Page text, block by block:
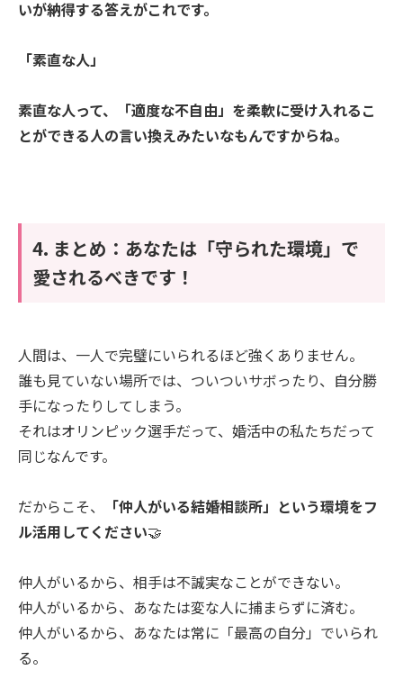
いが納得する答えがこれです。
「素直な人」
素直な人って、「適度な不自由」を柔軟に受け入れるこ
とができる人の言い換えみたいなもんですからね。
4. まとめ：あなたは「守られた環境」で
愛されるべきです！
人間は、一人で完璧にいられるほど強くありません。
誰も見ていない場所では、ついついサボったり、自分勝
手になったりしてしまう。
それはオリンピック選手だって、婚活中の私たちだって
同じなんです。
だからこそ、
「仲人がいる結婚相談所」という環境をフ
ル活用してください🤝
仲人がいるから、相手は不誠実なことができない。
仲人がいるから、あなたは変な人に捕まらずに済む。
仲人がいるから、あなたは常に「最高の自分」でいられ
る。